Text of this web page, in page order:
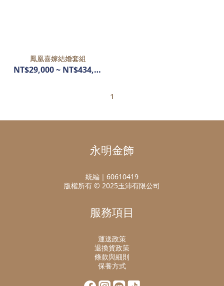
鳳凰喜嫁結婚套組
NT$29,000 ~ NT$434,400
1
永明金飾
統編｜60610419
版權所有 © 2025玉沛有限公司
服務項目
運送政策
退換貨政策
條款與細則
保養方式